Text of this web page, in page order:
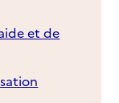
et de